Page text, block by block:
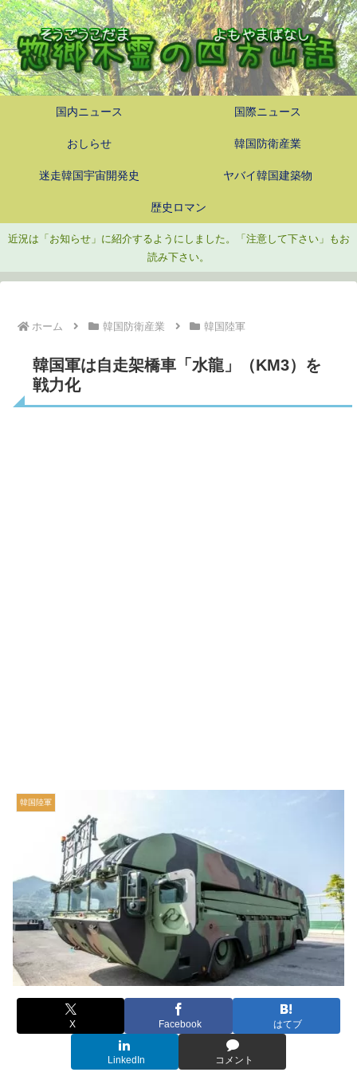
国内ニュース 国際ニュース
おしらせ 韓国防衛産業
迷走韓国宇宙開発史 ヤバイ韓国建築物
歴史ロマン
近況は「お知らせ」に紹介するようにしました。「注意して下さい」もお
読み下さい。
ホーム 韓国防衛産業 韓国陸軍
韓国軍は自走架橋車「水龍」（KM3）を
戦力化
韓国陸軍
X Facebook はてブ
LinkedIn コメント